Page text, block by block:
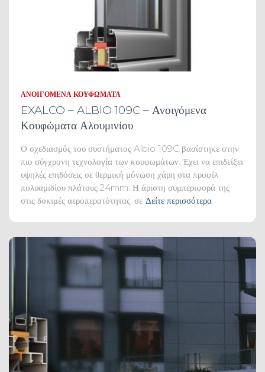
ΑΝΟΙΓΌΜΕΝΑ ΚΟΥΦΏΜΑΤΑ
EXALCO – ALBIO 109C – Ανοιγόμενα
Κουφώματα Αλουμινίου
Ο σχεδιασμός του συστήματος Albio 109C βασίστηκε στην
πιο σύγχρονη τεχνολογία των κουφωμάτων. Έχει να επιδείξει
υψηλές επιδόσεις σε θερμική μόνωση χάρη στα προφίλ
πολυαμιδίου πλάτους 24mm. Η άριστη συμπεριφορά της
στις δοκιμές αεροπερατότητας, σε Δείτε περισσότερα